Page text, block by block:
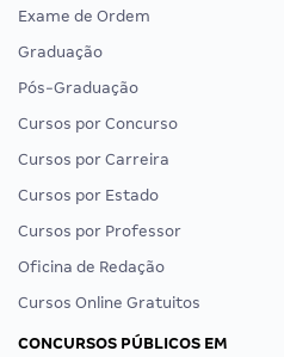
Exame de Ordem
Graduação
Pós-Graduação
Cursos por Concurso
Cursos por Carreira
Cursos por Estado
Cursos por Professor
Oficina de Redação
Cursos Online Gratuitos
CONCURSOS PÚBLICOS EM